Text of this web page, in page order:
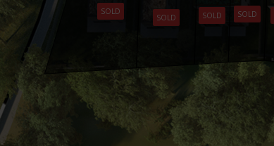
SOLD SOLD
SOLD
SOLD